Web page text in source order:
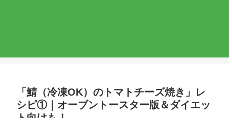
「鯖（冷凍OK）のトマトチーズ焼き」レ
シピ①｜オーブントースター版＆ダイエッ